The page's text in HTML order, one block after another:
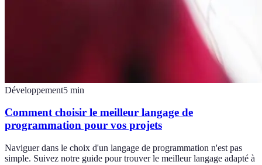
Développement5 min
Comment choisir le meilleur langage de
programmation pour vos projets
Naviguer dans le choix d'un langage de programmation n'est pas
simple. Suivez notre guide pour trouver le meilleur langage adapté à